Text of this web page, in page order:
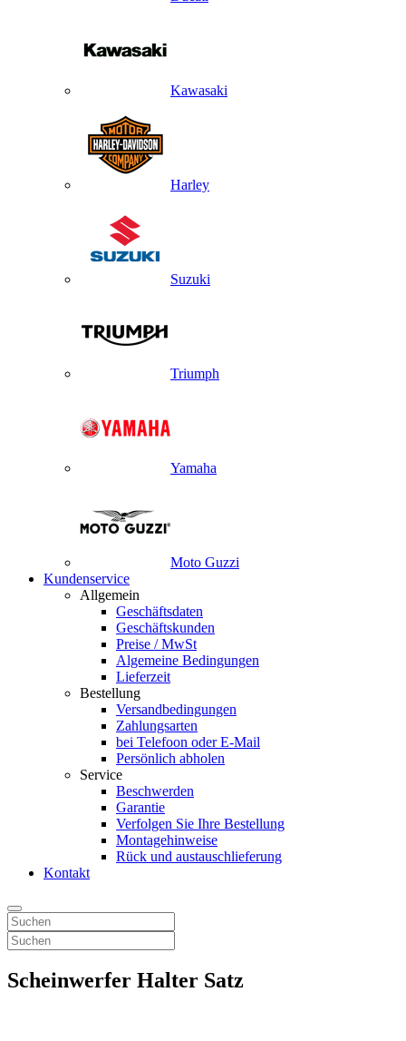
Kawasaki
Harley
Suzuki
Triumph
Yamaha
Moto Guzzi
Kundenservice
Allgemein
Geschäftsdaten
Geschäftskunden
Preise / MwSt
Algemeine Bedingungen
Lieferzeit
Bestellung
Versandbedingungen
Zahlungsarten
bei Telefoon oder E-Mail
Persönlich abholen
Service
Beschwerden
Garantie
Verfolgen Sie Ihre Bestellung
Montagehinweise
Rück und austauschlieferung
Kontakt
Scheinwerfer Halter Satz